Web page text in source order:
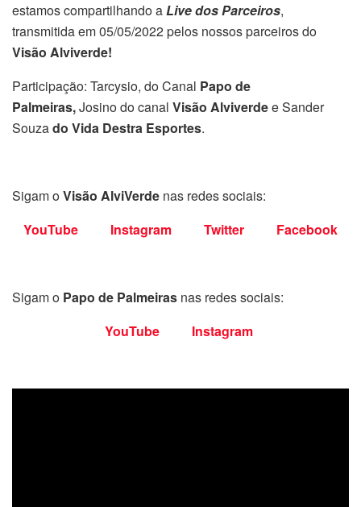
estamos compartilhando aLive dos Parceiros,
transmitida em 05/05/2022 pelos nossos parceiros do
Visão Alviverde!
Participação: Tarcysio, do Canal Papo de
Palmeiras,Josino do canal Visão Alviverdee Sander
Souzado Vida Destra Esportes.
Sigam oVisão AlviVerde nas redes sociais:
YouTube
Instagram Twitter Facebook
Sigam o Papo de Palmeiras nas redes sociais:
YouTube
Instagram